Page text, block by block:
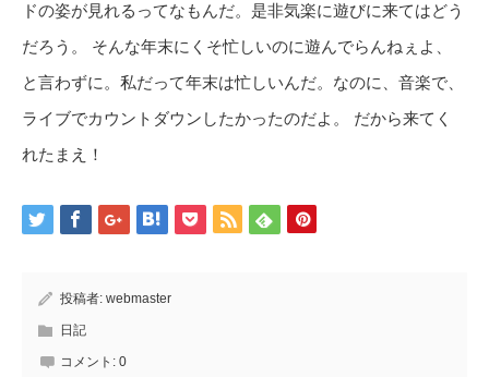
ドの姿が見れるってなもんだ。是非気楽に遊びに来てはどう
だろう。 そんな年末にくそ忙しいのに遊んでらんねぇよ、
と言わずに。私だって年末は忙しいんだ。なのに、音楽で、
ライブでカウントダウンしたかったのだよ。 だから来てく
れたまえ！
投稿者: webmaster
日記
コメント: 0